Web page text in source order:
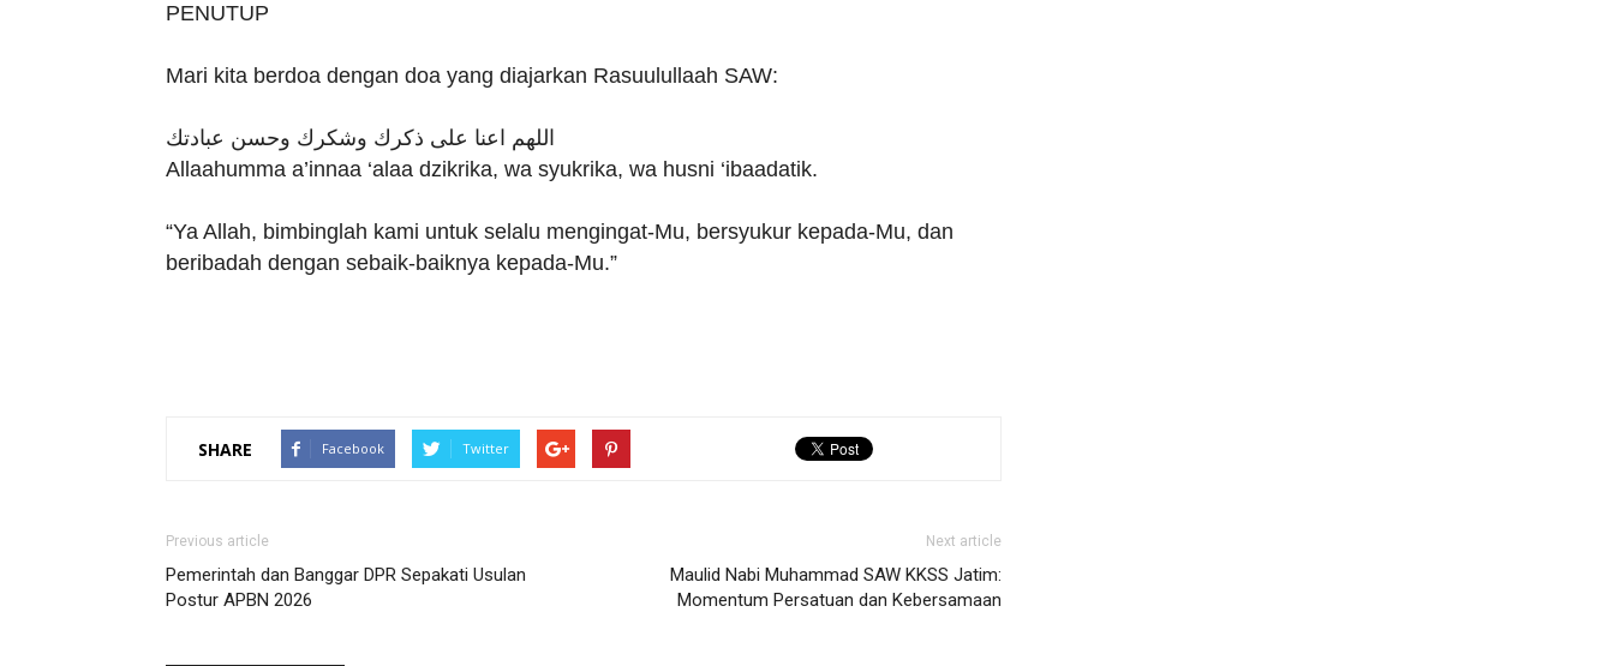
PENUTUP
Mari kita berdoa dengan doa yang diajarkan Rasuulullaah SAW:
اللهم اعنا على ذكرك وشكرك وحسن عبادتك
Allaahumma a’innaa ‘alaa dzikrika, wa syukrika, wa husni ‘ibaadatik.
“Ya Allah, bimbinglah kami untuk selalu mengingat-Mu, bersyukur kepada-Mu, dan
beribadah dengan sebaik-baiknya kepada-Mu.”
SHARE Facebook Twitter
Previous article
Pemerintah dan Banggar DPR Sepakati Usulan
Postur APBN 2026
Next article
Maulid Nabi Muhammad SAW KKSS Jatim:
Momentum Persatuan dan Kebersamaan